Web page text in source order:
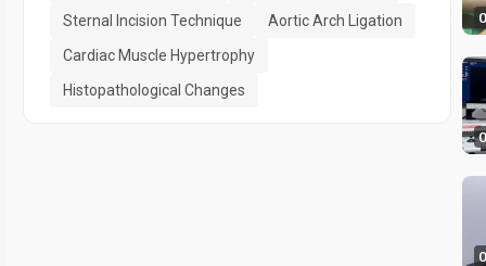
Sternal Incision Technique
Aortic Arch Ligation
Cardiac Muscle Hypertrophy
Histopathological Changes